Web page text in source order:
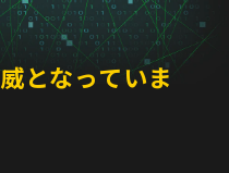
となっていま